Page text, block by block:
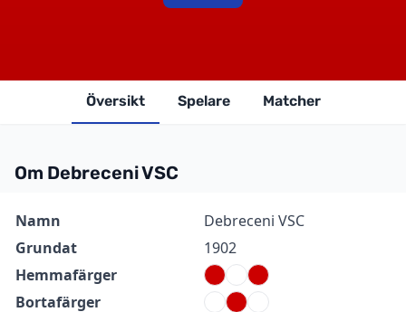
Översikt Spelare Matcher
Om Debreceni VSC
Information
Namn
Debreceni VSC
Grundat
1902
Hemmafärger
Bortafärger